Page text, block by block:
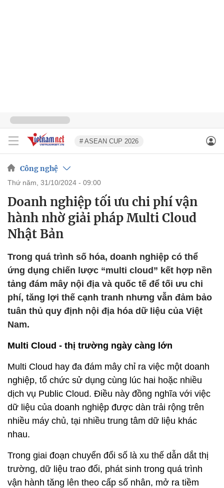
# ASEAN CUP 2026
Công nghệ
thứ năm, 31/10/2024 - 09:00
Doanh nghiệp tối ưu chi phí vận
hành nhờ giải pháp Multi Cloud
Nhật Bản
Trong quá trình số hóa, doanh nghiệp có thể
ứng dụng chiến lược “multi cloud” kết hợp nền
tảng đám mây nội địa và quốc tế để tối ưu chi
phí, tăng lợi thế cạnh tranh nhưng vẫn đảm bảo
tuân thủ quy định nội địa hóa dữ liệu của Việt
Nam.
Multi Cloud - thị trường ngày càng lớn
Multi Cloud hay đa đám mây chỉ ra việc một doanh
nghiệp, tổ chức sử dụng cùng lúc hai hoặc nhiều
dịch vụ Public Cloud. Điều này đồng nghĩa với việc
dữ liệu của doanh nghiệp được dàn trải rộng trên
nhiều máy chủ, tại nhiều trung tâm dữ liệu khác
nhau.
Trong giai đoạn chuyển đổi số là xu thế dẫn dắt thị
trường, dữ liệu trao đổi, phát sinh trong quá trình
vận hành tăng lên theo cấp số nhân, mở ra tiềm